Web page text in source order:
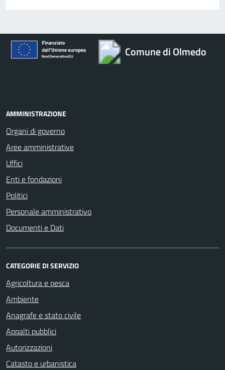
Comune di Olmedo
AMMINISTRAZIONE
Organi di governo
Aree amministrative
Uffici
Enti e fondazioni
Politici
Personale amministrativo
Documenti e Dati
CATEGORIE DI SERVIZIO
Agricoltura e pesca
Ambiente
Anagrafe e stato civile
Appalti pubblici
Autorizzazioni
Catasto e urbanistica